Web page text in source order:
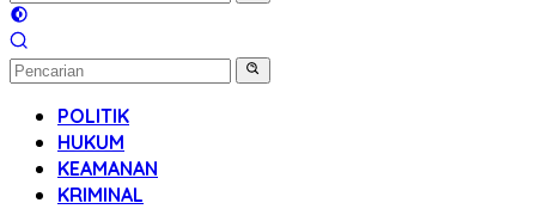
POLITIK
HUKUM
KEAMANAN
KRIMINAL